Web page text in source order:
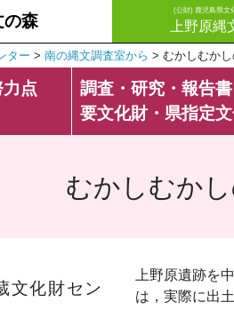
の森
(公財) 鹿児島県文
上野原縄
ター > 南の縄文調査室から > むかしむかし
点
調査・研究・報告
要文化財・県指定
むかしむか
文化財セン
上野原遺跡を
は，実際に出